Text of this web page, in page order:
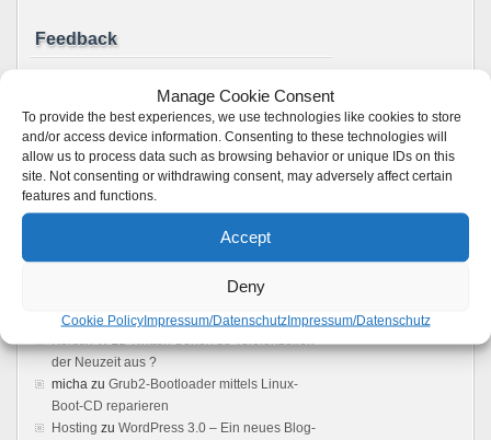
Manage Cookie Consent
To provide the best experiences, we use technologies like cookies to store
and/or access device information. Consenting to these technologies will
allow us to process data such as browsing behavior or unique IDs on this
site. Not consenting or withdrawing consent, may adversely affect certain
features and functions.
Accept
Deny
Cookie PolicyImpressum/DatenschutzImpressum/Datenschutz
Feedback
interface - Boot PaniczuVMware 2.x: Kein
Zugriff auf die Weboberfläche möglich –
Loading ..
VMWare Server 2 Web Interface not loading -
zuVMware 2.x: Kein Zugriff auf die
VirtualBox: VMDK-
VirtualBox: UUID einer
virtuellen Festplatte ändern
der Neuzeit aus ?
micha zu Grub2-Bootloader mittels Linux-
Boot-CD reparieren
Hosting zu WordPress 3.0 – Ein neues Blog-